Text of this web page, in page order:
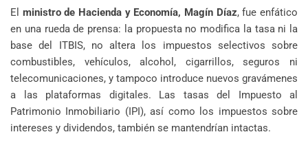
El ministro de Hacienda y Economía, Magín Díaz, fue enfático
en una rueda de prensa: la propuesta no modifica la tasa ni la
base del ITBIS, no altera los impuestos selectivos sobre
combustibles, vehículos, alcohol, cigarrillos, seguros ni
telecomunicaciones, y tampoco introduce nuevos gravámenes
a las plataformas digitales. Las tasas del Impuesto al
Patrimonio Inmobiliario (IPI), así como los impuestos sobre
intereses y dividendos, también se mantendrían intactas.